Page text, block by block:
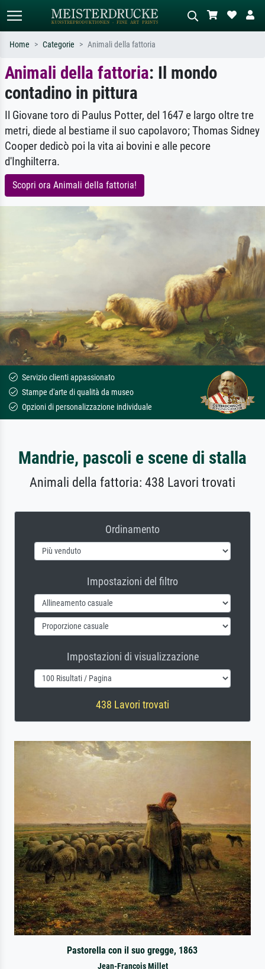
Ricerca standard Ricerca immagini AI
Cerca per artista, titolo o stile – es.
Monet, Notte stellata,
Impressionismo, onda di Hokusai,
nudo.
olio scuro, nudo in piedi vicino a un
albero.
Home Categorie Animali della fattoria
Animali della fattoria: Il mondo
contadino in pittura
Il Giovane toro di Paulus Potter, del 1647 e largo oltre tre
metri, diede al bestiame il suo capolavoro; Thomas Sidney
Cooper dedicò poi la vita ai bovini e alle pecore
d'Inghilterra.
Scopri ora Animali della fattoria!
Servizio clienti appassionato
Stampe d'arte di qualità da museo
Opzioni di personalizzazione individuale
Mandrie, pascoli e scene di stalla
Animali della fattoria: 438 Lavori trovati
Ordinamento
Impostazioni del filtro
Impostazioni di visualizzazione
438 Lavori trovati
Pastorella con il suo gregge, 1863
Jean-Francois Millet